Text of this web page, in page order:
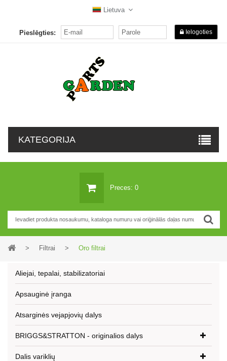
Lietuva
Pieslēgties: Ielogoties
KATEGORIJA
Preces: 0
> Filtrai > Oro filtrai
Aliejai, tepalai, stabilizatoriai
Apsauginė įranga
Atsarginės vejapjovių dalys
BRIGGS&STRATTON - originalios dalys
Dalis variklių